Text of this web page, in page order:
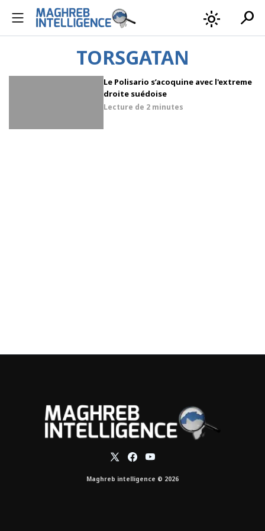
light_mode search
TORSGATAN
Le Polisario s’acoquine avec l'extreme
droite suédoise
Lecture de 2 minutes
Maghreb intelligence © 2026